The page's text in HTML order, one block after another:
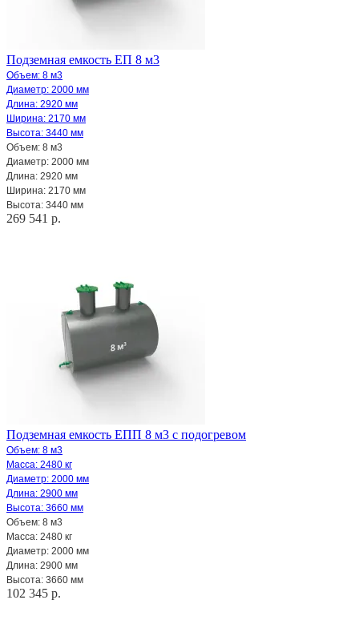
Подземная емкость ЕП 8 м3
Объем: 8 м3
Диаметр: 2000 мм
Длина: 2920 мм
Ширина: 2170 мм
Высота: 3440 мм
Объем: 8 м3
Диаметр: 2000 мм
Длина: 2920 мм
Ширина: 2170 мм
Высота: 3440 мм
269 541 р.
Подземная емкость ЕПП 8 м3 с подогревом
Объем: 8 м3
Масса: 2480 кг
Диаметр: 2000 мм
Длина: 2900 мм
Высота: 3660 мм
Объем: 8 м3
Масса: 2480 кг
Диаметр: 2000 мм
Длина: 2900 мм
Высота: 3660 мм
102 345 р.